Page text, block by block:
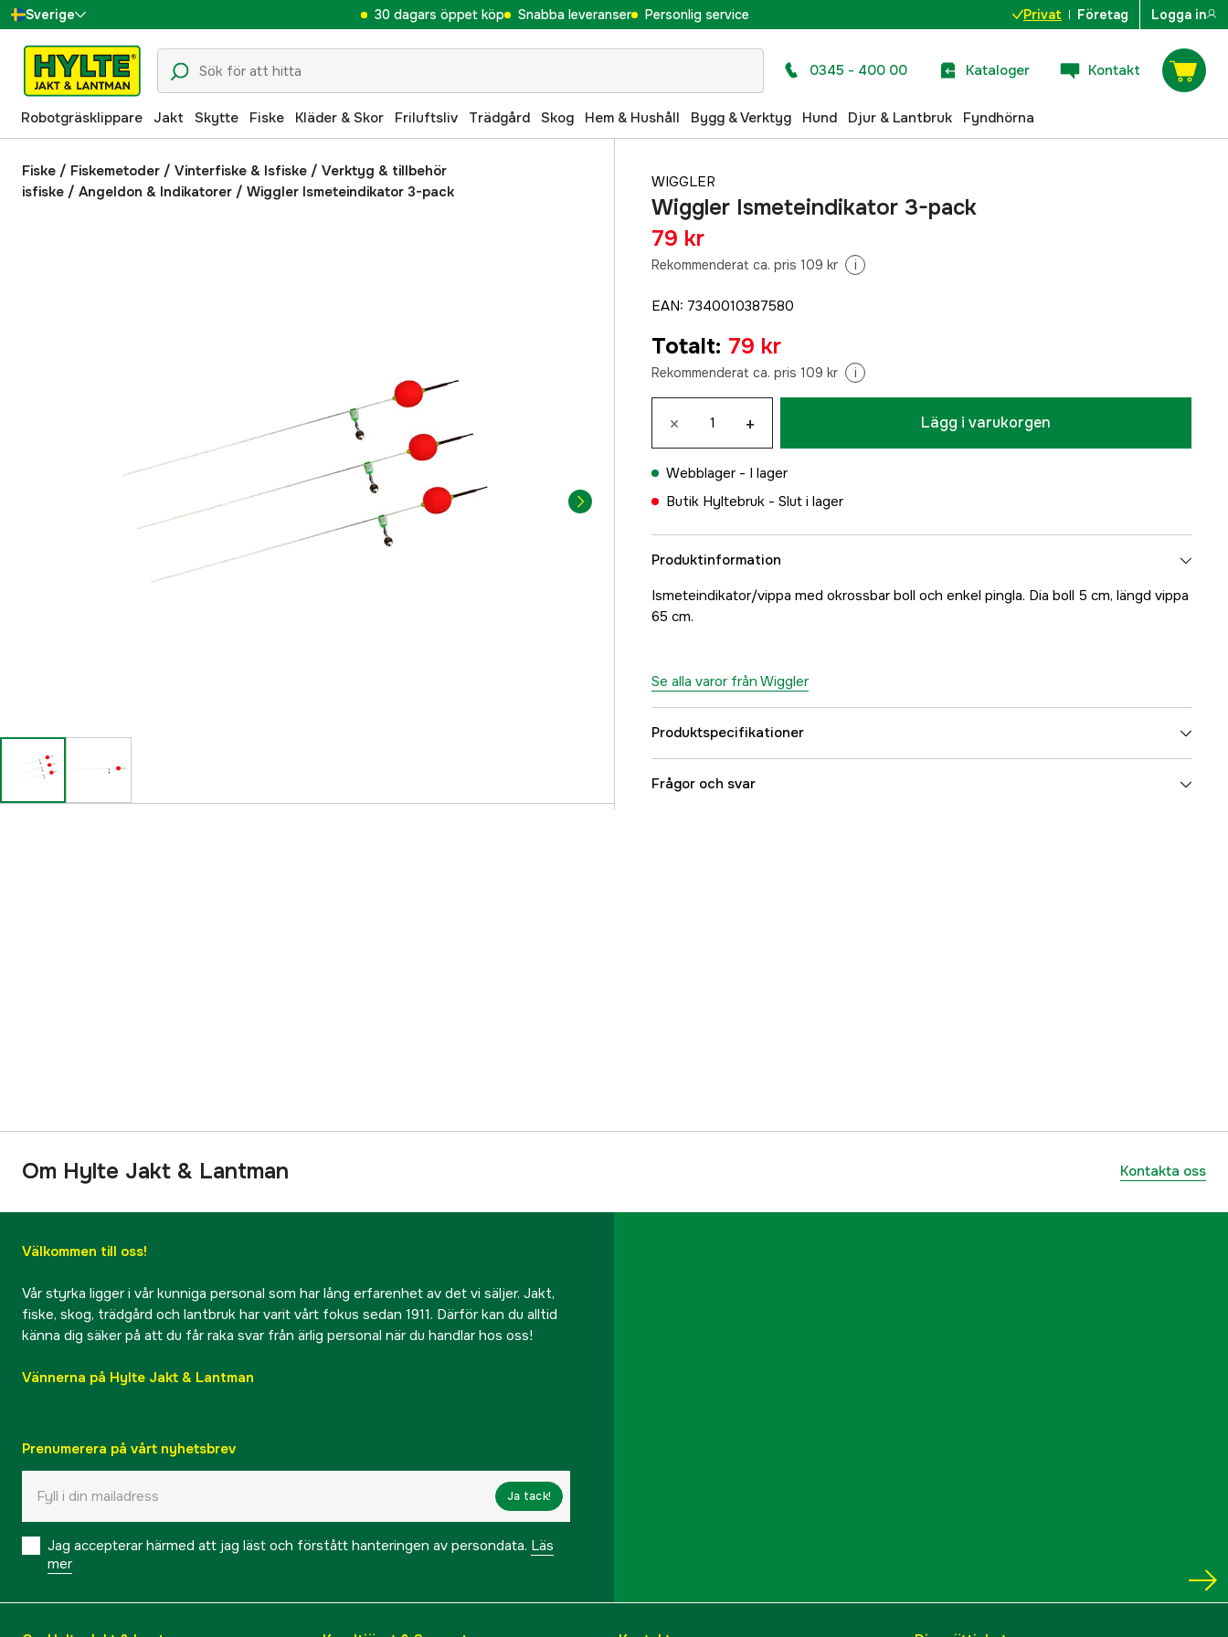
Sverige
Danmark
Suomi
Norge
Deutschland
30 dagars öppet köp Snabba leveranser Personlig service Privat Företag Logga in
0345 - 400 00 Kataloger Kontakt
Robotgräsklippare Jakt Skytte Fiske Kläder & Skor Friluftsliv Trädgård Skog Hem & Hushåll Bygg & Verktyg Hund Djur & Lantbruk Fyndhörna
Fiske / Fiskemetoder / Vinterfiske & Isfiske / Verktyg & tillbehör
isfiske / Angeldon & Indikatorer / Wiggler Ismeteindikator 3-pack
WIGGLER
Wiggler Ismeteindikator 3-pack
79 kr
Rekommenderat ca. pris 109 kr i
EAN: 7340010387580
Totalt: 79 kr
Rekommenderat ca. pris 109 kr i
× + Lägg i varukorgen
Webblager - I lager
Butik Hyltebruk - Slut i lager
Produktinformation
Ismeteindikator/vippa med okrossbar boll och enkel pingla. Dia boll 5 cm, längd vippa
65 cm.
Se alla varor från Wiggler
Produktspecifikationer
Referensnummer
Frågor och svar
Om Hylte Jakt & Lantman Kontakta oss
Välkommen till oss!
Vår styrka ligger i vår kunniga personal som har lång erfarenhet av det vi säljer. Jakt,
fiske, skog, trädgård och lantbruk har varit vårt fokus sedan 1911. Därför kan du alltid
känna dig säker på att du får raka svar från ärlig personal när du handlar hos oss!
Vännerna på Hylte Jakt & Lantman
Prenumerera på vårt nyhetsbrev
Ja tack!
Jag accepterar härmed att jag läst och förstått hanteringen av persondata. Läs
mer